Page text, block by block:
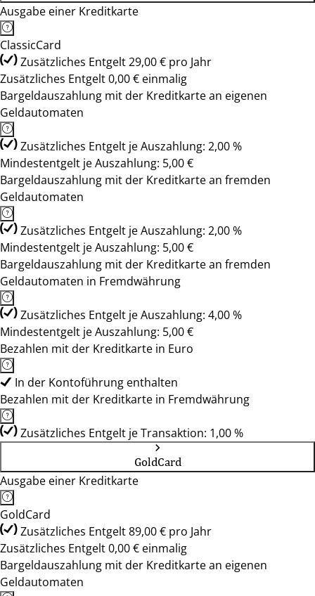
Ausgabe einer Kreditkarte
ClassicCard
Zusätzliches Entgelt 29,00 € pro Jahr
Zusätzliches Entgelt 0,00 € einmalig
Bargeldauszahlung mit der Kreditkarte an eigenen
Geldautomaten
Zusätzliches Entgelt je Auszahlung: 2,00 %
Mindestentgelt je Auszahlung: 5,00 €
Bargeldauszahlung mit der Kreditkarte an fremden
Geldautomaten
Zusätzliches Entgelt je Auszahlung: 2,00 %
Mindestentgelt je Auszahlung: 5,00 €
Bargeldauszahlung mit der Kreditkarte an fremden
Geldautomaten in Fremdwährung
Zusätzliches Entgelt je Auszahlung: 4,00 %
Mindestentgelt je Auszahlung: 5,00 €
Bezahlen mit der Kreditkarte in Euro
In der Kontoführung enthalten
Bezahlen mit der Kreditkarte in Fremdwährung
Zusätzliches Entgelt je Transaktion: 1,00 %
GoldCard
Ausgabe einer Kreditkarte
GoldCard
Zusätzliches Entgelt 89,00 € pro Jahr
Zusätzliches Entgelt 0,00 € einmalig
Bargeldauszahlung mit der Kreditkarte an eigenen
Geldautomaten